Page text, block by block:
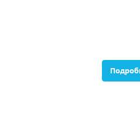
воздействия на организм
природном